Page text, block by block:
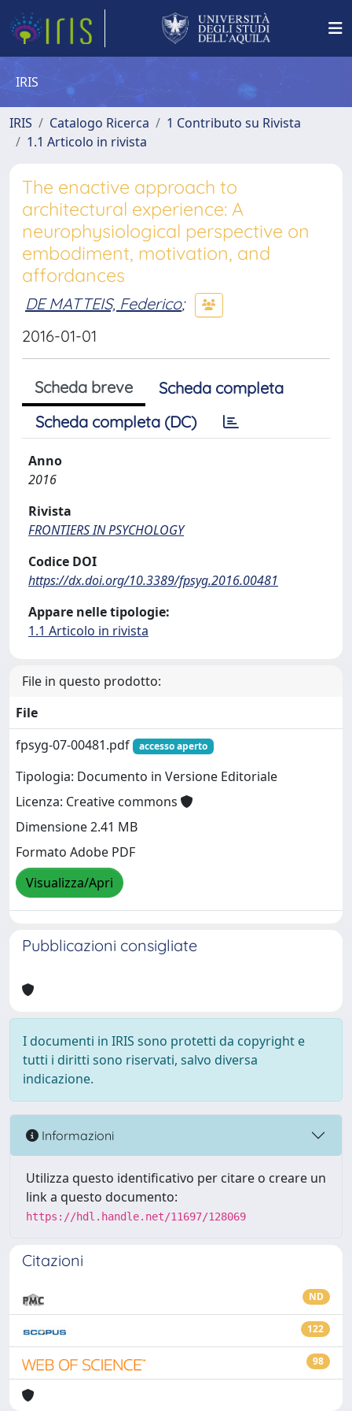
IRIS
IRIS Catalogo Ricerca
1 Contributo su Rivista
1.1 Articolo in rivista
The enactive approach to
architectural experience: A
neurophysiological perspective on
embodiment, motivation, and
affordances
DE MATTEIS, Federico;
2016-01-01
Scheda breve
Scheda completa
Scheda completa (DC)
Anno
2016
Rivista
FRONTIERS IN PSYCHOLOGY
Codice DOI
https://dx.doi.org/10.3389/fpsyg.2016.00481
Appare nelle tipologie:
1.1 Articolo in rivista
File in questo prodotto:
File
fpsyg-07-00481.pdf
accesso aperto
Tipologia: Documento in Versione Editoriale
Licenza: Creative commons
Dimensione 2.41 MB
Formato Adobe PDF
Visualizza/Apri
Pubblicazioni consigliate
I documenti in IRIS sono protetti da copyright e
tutti i diritti sono riservati, salvo diversa
indicazione.
Informazioni
Utilizza questo identificativo per citare o creare un
link a questo documento:
https://hdl.handle.net/11697/128069
Citazioni
ND
122
98